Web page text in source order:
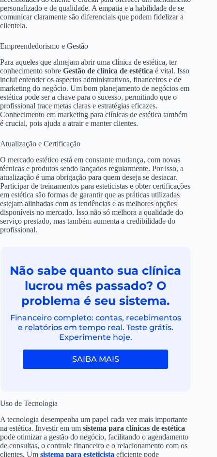
personalizado e de qualidade. A empatia e a habilidade de se
comunicar claramente são diferenciais que podem fidelizar a
clientela.
Empreendedorismo e Gestão
Para aqueles que almejam abrir uma clínica de estética, ter
conhecimento sobre Gestão de clínica de estética é vital. Isso
inclui entender os aspectos administrativos, financeiros e de
marketing do negócio. Um bom planejamento de negócios em
estética pode ser a chave para o sucesso, permitindo que o
profissional trace metas claras e estratégias eficazes.
Conhecimento em marketing para clínicas de estética também
é crucial, pois ajuda a atrair e manter clientes.
Atualização e Certificação
O mercado estético está em constante mudança, com novas
técnicas e produtos sendo lançados regularmente. Por isso, a
atualização é uma obrigação para quem deseja se destacar.
Participar de treinamentos para esteticistas e obter certificações
em estética são formas de garantir que as práticas utilizadas
estejam alinhadas com as tendências e as melhores opções
disponíveis no mercado. Isso não só melhora a qualidade do
serviço prestado, mas também aumenta a credibilidade do
profissional.
Não sabe quanto sua clínica
lucrou mês passado? O
problema é seu sistema.
Financeiro completo: contas, recebimentos
e relatórios em tempo real. Teste grátis.
Experimente hoje.
SAIBA MAIS
Uso de Tecnologia
A tecnologia desempenha um papel cada vez mais importante
na estética. Investir em um sistema para clínicas de estética
pode otimizar a gestão do negócio, facilitando o agendamento
de consultas, o controle financeiro e o relacionamento com os
clientes. Um sistema para esteticista eficiente pode